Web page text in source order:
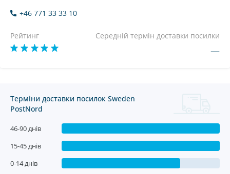
+46 771 33 33 10
Рейтинг Середній термін доставки посилки
—
Терміни доставки посилок Sweden
PostNord
46-90 днів
15-45 днів
0-14 днів